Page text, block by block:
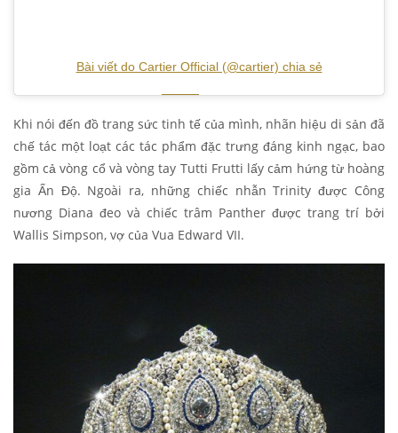
Bài viết do Cartier Official (@cartier) chia sẻ
Khi nói đến đồ trang sức tinh tế của mình, nhãn hiệu di sản đã
chế tác một loạt các tác phẩm đặc trưng đáng kinh ngạc, bao
gồm cả vòng cổ và vòng tay Tutti Frutti lấy cảm hứng từ hoàng
gia Ấn Độ. Ngoài ra, những chiếc nhẫn Trinity được Công
nương Diana đeo và chiếc trâm Panther được trang trí bởi
Wallis Simpson, vợ của Vua Edward VII.